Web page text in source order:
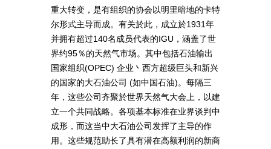
重大转变，是有组织的协会以明里暗地的卡特
尔形式主导而成。有关於此，成立於1931年
并拥有超过140名成员代表的IGU，涵盖了世
界约95％的天然气市场。其中包括石油输出
国家组织(OPEC) 企业丶西方超级巨头和新兴
的国家的大石油公司 (如中国石油)。每隔三
年，这些公司齐聚於世界天然气大会上，以建
立一个共同战略。各项基本标准在业界谈判中
成形，而这当中大石油公司发挥了主导的作
用。这些规范助长了具有潜在高额利润的新商